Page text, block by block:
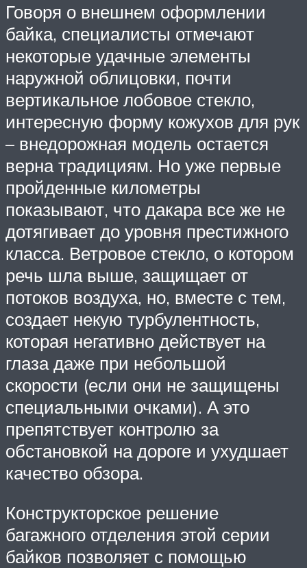
Говоря о внешнем оформлении
байка, специалисты отмечают
некоторые удачные элементы
наружной облицовки, почти
вертикальное лобовое стекло,
интересную форму кожухов для рук
– внедорожная модель остается
верна традициям. Но уже первые
пройденные километры
показывают, что дакара все же не
дотягивает до уровня престижного
класса. Ветровое стекло, о котором
речь шла выше, защищает от
потоков воздуха, но, вместе с тем,
создает некую турбулентность,
которая негативно действует на
глаза даже при небольшой
скорости (если они не защищены
специальными очками). А это
препятствует контролю за
обстановкой на дороге и ухудшает
качество обзора.
Конструкторское решение
багажного отделения этой серии
байков позволяет с помощью